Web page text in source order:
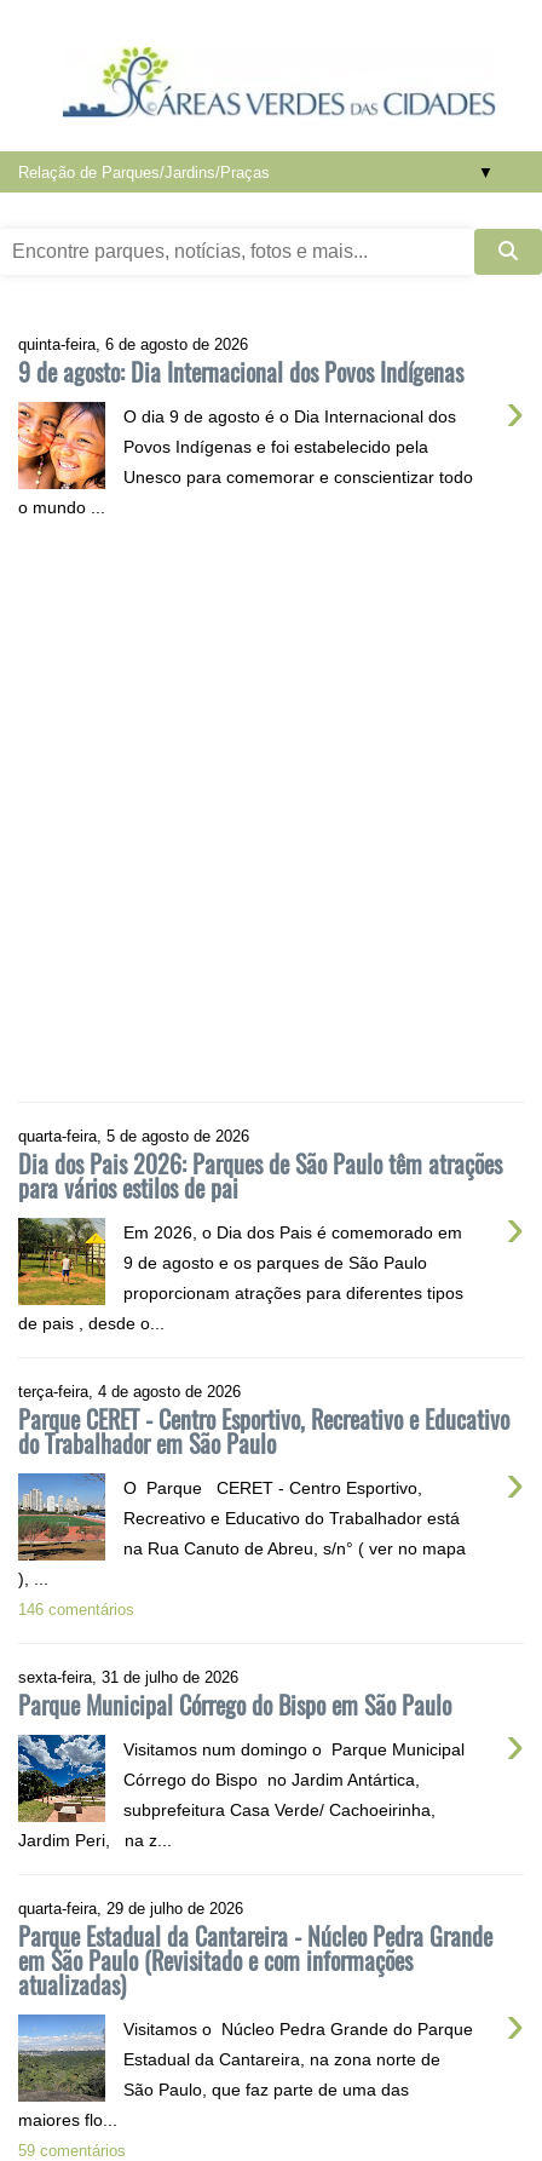
▼
quinta-feira, 6 de agosto de 2026
9 de agosto: Dia Internacional dos Povos Indígenas
›
O dia 9 de agosto é o Dia Internacional dos
Povos Indígenas e foi estabelecido pela
Unesco para comemorar e conscientizar todo
o mundo ...
quarta-feira, 5 de agosto de 2026
Dia dos Pais 2026: Parques de São Paulo têm atrações
para vários estilos de pai
›
Em 2026, o Dia dos Pais é comemorado em
9 de agosto e os parques de São Paulo
proporcionam atrações para diferentes tipos
de pais , desde o...
terça-feira, 4 de agosto de 2026
Parque CERET - Centro Esportivo, Recreativo e Educativo
do Trabalhador em São Paulo
›
O Parque CERET - Centro Esportivo,
Recreativo e Educativo do Trabalhador está
na Rua Canuto de Abreu, s/n° ( ver no mapa
), ...
146 comentários
sexta-feira, 31 de julho de 2026
Parque Municipal Córrego do Bispo em São Paulo
›
Visitamos num domingo o Parque Municipal
Córrego do Bispo no Jardim Antártica,
subprefeitura Casa Verde/ Cachoeirinha,
Jardim Peri, na z...
quarta-feira, 29 de julho de 2026
Parque Estadual da Cantareira - Núcleo Pedra Grande
em São Paulo (Revisitado e com informações
atualizadas)
›
Visitamos o Núcleo Pedra Grande do Parque
Estadual da Cantareira, na zona norte de
São Paulo, que faz parte de uma das
maiores flo...
59 comentários